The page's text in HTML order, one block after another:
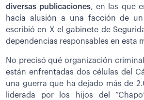
diversas publicaciones, en las que
hacía alusión a una facción de
escribió en X el gabinete de
dependencias responsables en esta
No precisó qué organización
están enfrentadas dos células del
una guerra que ha dejado más de
liderada por los hijos del